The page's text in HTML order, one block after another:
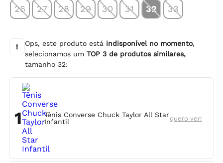
26 27 28 29 30 31 32 33
! Ops, este produto está indisponível no momento,
selecionamos umTOP3 de produtos similares,
tamanho32:
1
Tênis Converse Chuck Taylor All Star
Infantil
quero ver!